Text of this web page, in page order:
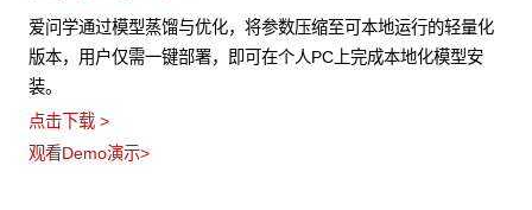
爱问学通过模型蒸馏与优化，将参数压缩至可本地运行的轻量化
版本，用户仅需一键部署，即可在个人PC上完成本地化模型安
装。
点击下载 >
观看Demo演示>